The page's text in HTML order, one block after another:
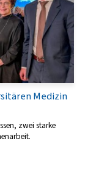
Medizin
zwei starke